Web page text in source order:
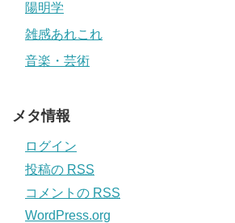
陽明学
雑感あれこれ
音楽・芸術
メタ情報
ログイン
投稿の RSS
コメントの RSS
WordPress.org